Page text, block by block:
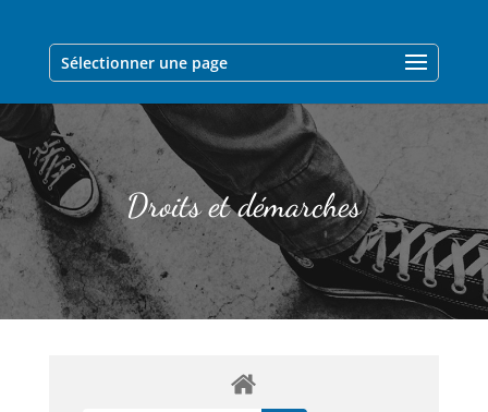
Sélectionner une page
Droits et démarches